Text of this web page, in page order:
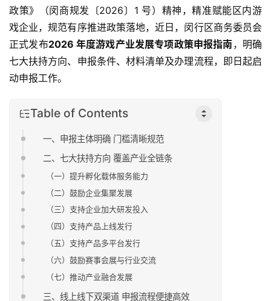
政策》（闵商规发〔2026〕1 号）精神，精准赋能区内游
戏企业，规范有序推进政策落地，近日，闵行区商务委员会
正式发布2026 年度游戏产业发展专项政策申报指南，明确
七大扶持方向、申报条件、材料清单及办理流程，即日起启
动申报工作。
Table of Contents
一、申报主体明确 门槛清晰规范
二、七大扶持方向 覆盖产业全链条
（一）提升孵化载体服务能力
（二）鼓励企业集聚发展
（三）支持企业加大研发投入
（四）支持产品上线发行
（五）支持产品多平台发行
（六）鼓励赛事会展与行业交流
（七）推动产业融合发展
三、线上线下双渠道 申报流程便捷高效